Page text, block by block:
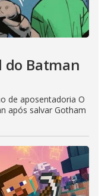
do Batman
de aposentadoria O
após salvar Gotham